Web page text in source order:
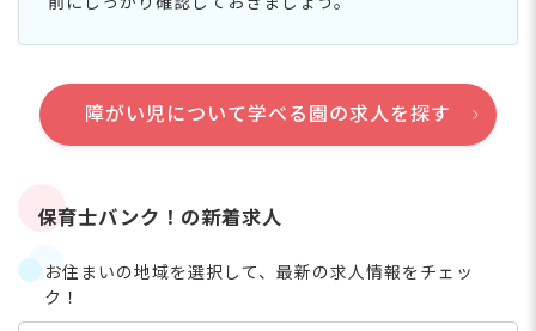
障がい児について学べる園の求人を探す
保育士バンク！の新着求人
お住まいの地域を選択して、最新の求人情報をチェッ
ク！